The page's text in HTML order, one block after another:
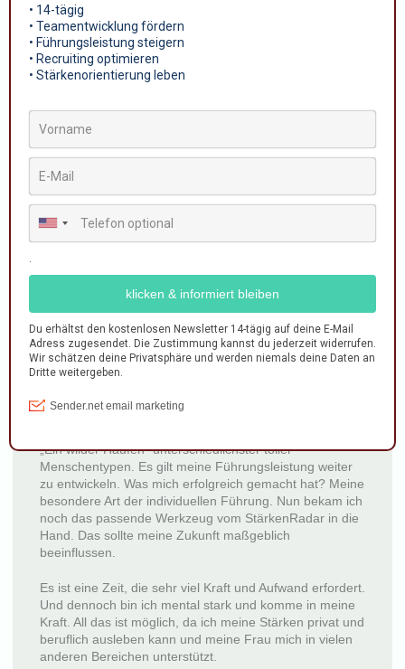
2019-2022
„Mein Durchbruch in aller Hinsicht“
Das Leben schenkte mir eine neue Herausforderung:
Vertriebsleiter in der Eventbranche. Das neue Produkt
„Ein wilder Haufen“ unterschiedlichster toller
Menschentypen. Es gilt meine Führungsleistung weiter
zu entwickeln. Was mich erfolgreich gemacht hat? Meine
besondere Art der individuellen Führung. Nun bekam ich
noch das passende Werkzeug vom StärkenRadar in die
Hand. Das sollte meine Zukunft maßgeblich
beeinflussen.
Es ist eine Zeit, die sehr viel Kraft und Aufwand erfordert.
Und dennoch bin ich mental stark und komme in meine
Kraft. All das ist möglich, da ich meine Stärken privat und
beruflich ausleben kann und meine Frau mich in vielen
anderen Bereichen unterstützt.